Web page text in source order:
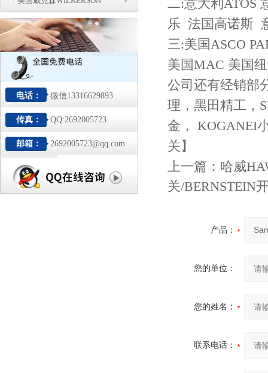
电话： 微信13316629893
传真： QQ:2692005723
邮箱： 2692005723@qq.com
二:意大利ATOS
乐 法国高诺斯
三:美国ASCO
美国MAC 美国
公司还有经销部
理，黑田精工，
金， KOGANEI
关】
上一篇： 哈威
关/BERNSTEIN
产品：
您的单位：
您的姓名：
联系电话：